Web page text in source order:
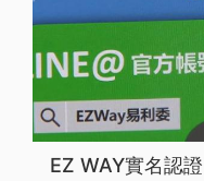
EZ WAY實名認